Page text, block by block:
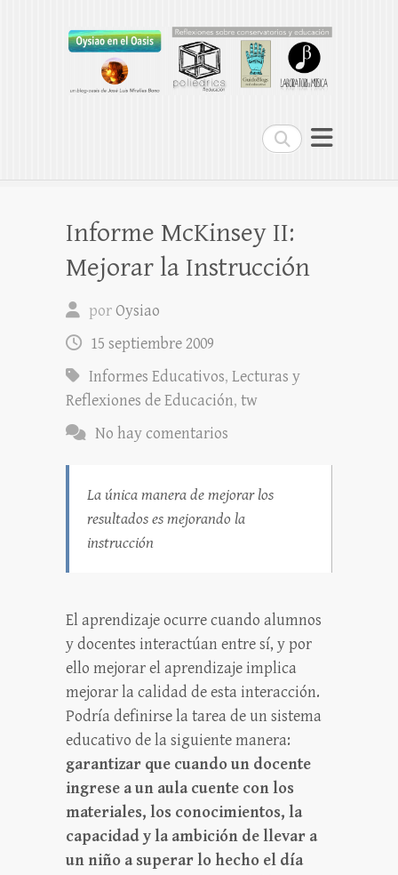
Buscar
Oysiao en el Oasis
Informe McKinsey II:
Mejorar la Instrucción
porOysiao
15 septiembre 2009
Informes Educativos, Lecturas y
Reflexiones de Educación, tw
No hay comentarios
La única manera de mejorar los
resultados es mejorando la
instrucción
El aprendizaje ocurre cuando alumnos
y docentes interactúan entre sí, y por
ello mejorar el aprendizaje implica
mejorar la calidad de esta interacción.
Podría definirse la tarea de un sistema
educativo de la siguiente manera:
garantizar que cuando un docente
ingrese a un aula cuente con los
materiales, los conocimientos, la
capacidad y la ambición de llevar a
un niño a superar lo hecho el día